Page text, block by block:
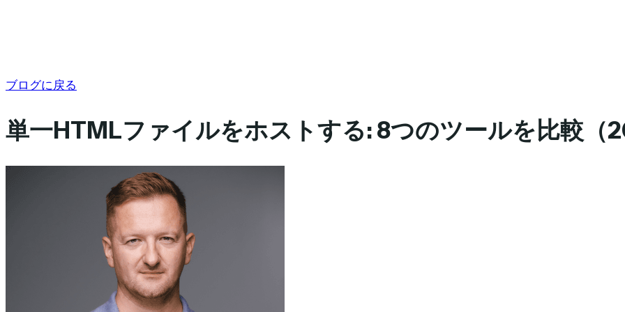
ブログに戻る
単一HTMLファイルをホストする: 8つのツールを比較（